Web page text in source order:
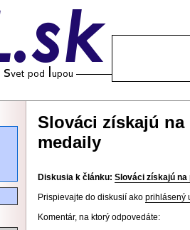
Slováci získajú
medaily
Diskusia k článku: Slováci získajú
Prispievajte do diskusií ako prihlásený
Komentár, na ktorý odpovedáte: